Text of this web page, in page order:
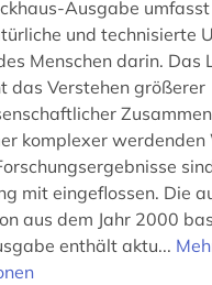
Ausgabe
und technisierte
Menschen darin. Das
das Verstehen größerer
komplexer werdenden
mit eingeflossen. Die
aus dem Jahr 2000
enthält aktu...